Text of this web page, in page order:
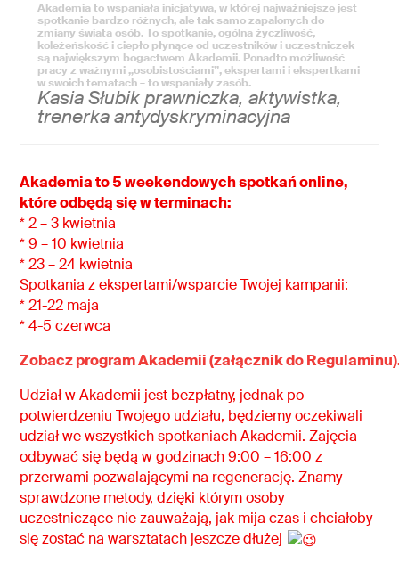
Akademia to wspaniała inicjatywa, w której najważniejsze jest
spotkanie bardzo różnych, ale tak samo zapalonych do
zmiany świata osób. To spotkanie, ogólna życzliwość,
koleżeńskość i ciepło płynące od uczestników i uczestniczek
są największym bogactwem Akademii. Ponadto możliwość
pracy z ważnymi „osobistościami”, ekspertami i ekspertkami
w swoich tematach – to wspaniały zasób.
Kasia Słubik prawniczka, aktywistka,
trenerka antydyskryminacyjna
Akademia to 5 weekendowych spotkań online,
które odbędą się w terminach:
* 2 – 3 kwietnia
* 9 – 10 kwietnia
* 23 – 24 kwietnia
Spotkania z ekspertami/wsparcie Twojej kampanii:
* 21-22 maja
* 4-5 czerwca
Zobacz program Akademii(załącznik do
Udział w Akademii jest bezpłatny, jednak po
potwierdzeniu Twojego udziału, będziemy oczekiwali
udział we wszystkich spotkaniach Akademii. Zajęcia
odbywać się będą w godzinach 9:00 – 16:00 z
przerwami pozwalającymi na regenerację. Znamy
sprawdzone metody, dzięki którym osoby
uczestniczące nie zauważają, jak mija czas i chciałoby
się zostać na warsztatach jeszcze dłużej